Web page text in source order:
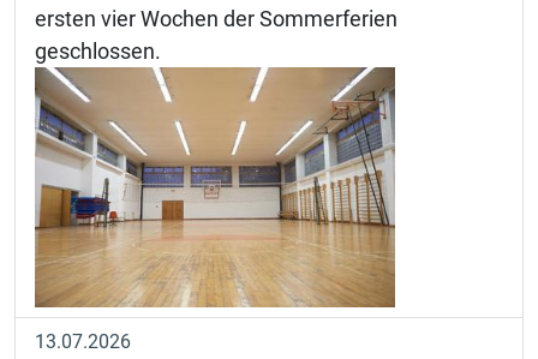
ersten vier Wochen der Sommerferien
geschlossen.
13.07.2026